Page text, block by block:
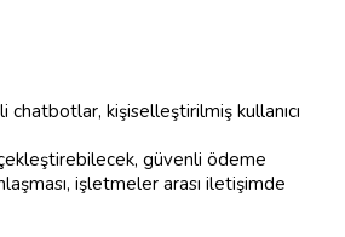
kişiselleştirilmiş kullanıcı
güvenli ödeme
işletmeler arası iletişimde